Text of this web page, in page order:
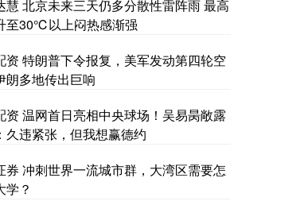
慧 北京未来三天仍多分散性雷阵雨 最高
至30℃以上闷热感渐强
资 特朗普下令报复，美军发动第四轮空
朗多地传出巨响
资 温网首日亮相中央球场！吴易昺敞露
久违紧张，但我想赢德约
券 冲刺世界一流城市群，大湾区需要怎
学？